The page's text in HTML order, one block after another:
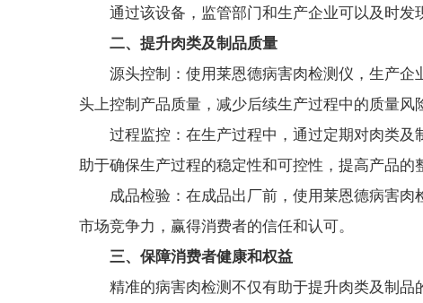
通过该设备，监管部门和生产企业可以及时发
二、提升肉类及制品质量
源头控制：使用莱恩德病害肉检测仪，生产企
头上控制产品质量，减少后续生产过程中的质量风
过程监控：在生产过程中，通过定期对肉类及
助于确保生产过程的稳定性和可控性，提高产品的
成品检验：在成品出厂前，使用莱恩德病害肉
市场竞争力，赢得消费者的信任和认可。
三、保障消费者健康和权益
精准的病害肉检测不仅有助于提升肉类及制品